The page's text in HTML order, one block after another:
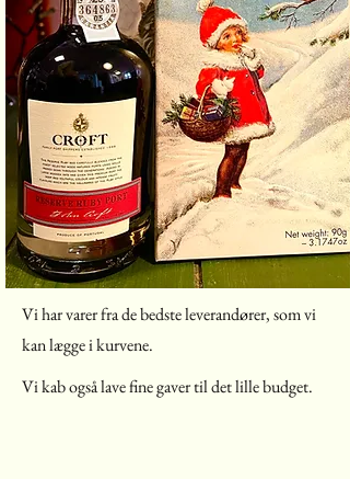
Vi har varer fra de bedste leverandører, som vi
kan lægge i kurvene.
Vi kab også lave fine gaver til det lille budget.